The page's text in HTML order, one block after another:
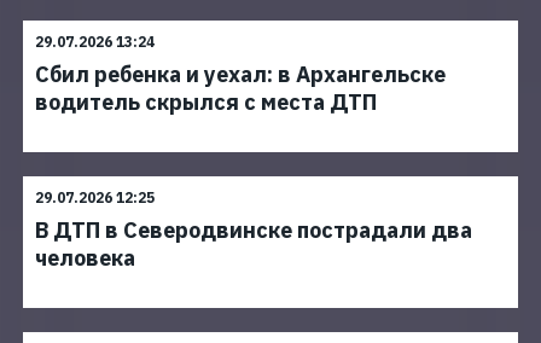
29.07.2026 13:24
Сбил ребенка и уехал: в Архангельске
водитель скрылся с места ДТП
29.07.2026 12:25
В ДТП в Северодвинске пострадали два
человека